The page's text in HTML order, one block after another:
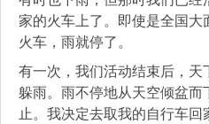
家的火车上了。即使是全国大
火车，雨就停了。
有一次，我们活动结束后，天
躲雨。雨不停地从天空倾盆
止。我决定去取我的自行车回